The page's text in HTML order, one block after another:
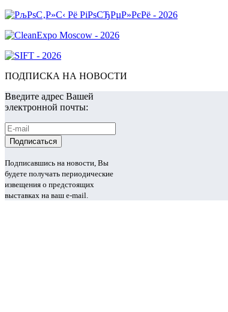
ПОДПИСКА НА НОВОСТИ
Введите адрес Вашей
электронной почты:
Подписавшись на новости, Вы
будете получать периодические
извещения о предстоящих
выставках на ваш e-mail.